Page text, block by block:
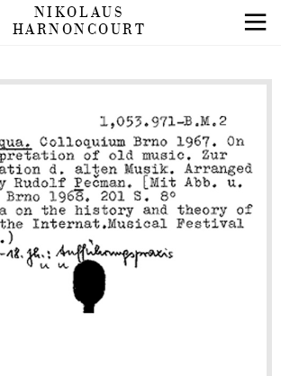
NIKOLAUS
HARNONCOURT